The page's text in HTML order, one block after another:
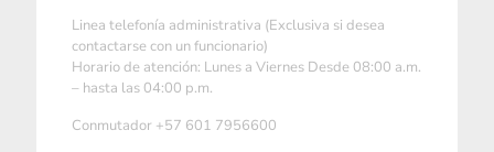
Linea telefonía administrativa (Exclusiva si desea
contactarse con un funcionario)
Horario de atención: Lunes a Viernes Desde 08:00 a.m.
– hasta las 04:00 p.m.
Conmutador +57 601 7956600